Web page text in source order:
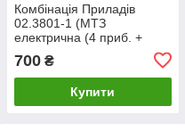
Комбінація Приладів
02.3801-1 (МТЗ
електрична (4 приб. +
3801.10.02 блок
700 ₴
Купити